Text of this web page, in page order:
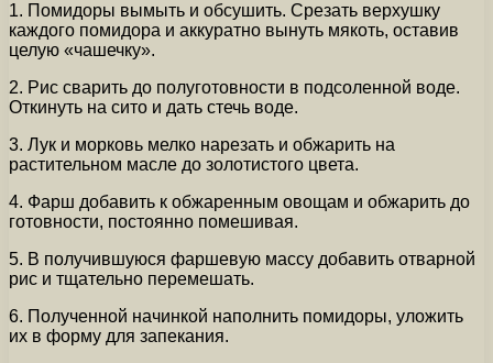
1. Помидоры вымыть и обсушить. Срезать верхушку
каждого помидора и аккуратно вынуть мякоть, оставив
целую «чашечку».
2. Рис сварить до полуготовности в подсоленной воде.
Откинуть на сито и дать стечь воде.
3. Лук и морковь мелко нарезать и обжарить на
растительном масле до золотистого цвета.
4. Фарш добавить к обжаренным овощам и обжарить до
готовности, постоянно помешивая.
5. В получившуюся фаршевую массу добавить отварной
рис и тщательно перемешать.
6. Полученной начинкой наполнить помидоры, уложить
их в форму для запекания.